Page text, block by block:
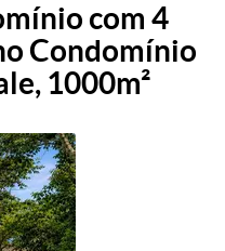
com 4
Condomínio
1000m²